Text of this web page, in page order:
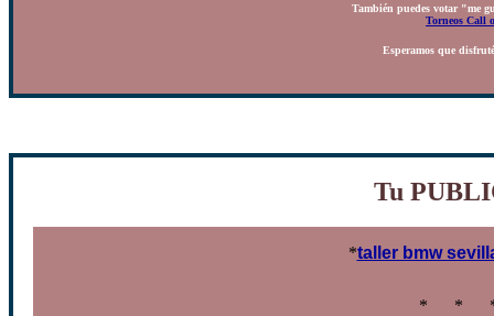
También puedes votar "me
Torneos Call
Esperamos que
Tu
*taller bmw
* *